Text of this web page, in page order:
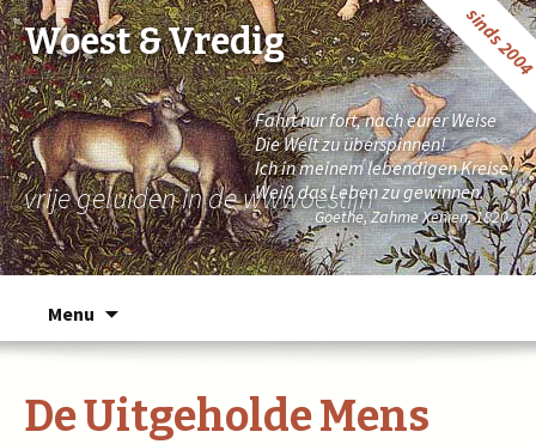
sinds
Fahrt nur fort, nach eurer Weise
Die Welt zu überspinnen!
Ich in meinem lebendigen Kreise
Weiß das Leben zu gewinnen.
Goethe, Zahme Xenien, 1820
Woest & Vredig
vrije geluiden in de wwwoestijn
Menu
De Uitgeholde Mens